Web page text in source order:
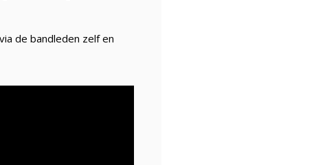
de bandleden zelf en